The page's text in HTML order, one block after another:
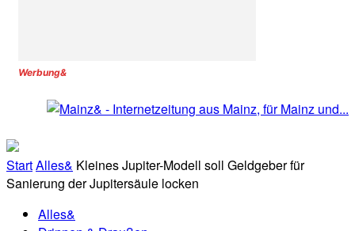
Werbung&
StartAlles& Kleines Jupiter-Modell soll Geldgeber für
Sanierung der Jupitersäule locken
Alles&